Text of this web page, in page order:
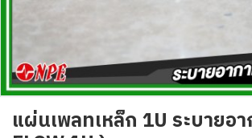
แผ่นเพลทเหล็ก 1U ระบายอ